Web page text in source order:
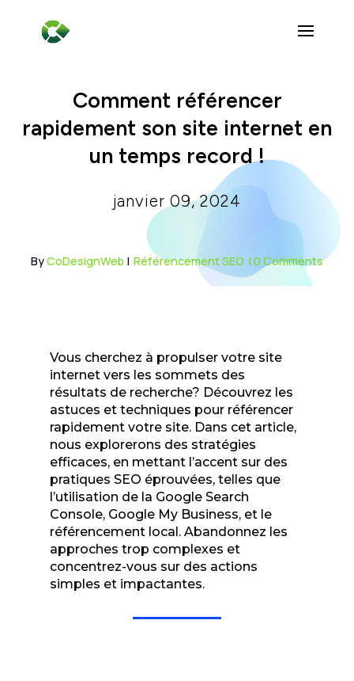
Comment référencer
rapidement son site internet en
un temps record !
janvier 09, 2024
ByCoDesignWeb | Référencement SEO | 0 Comments
Vous cherchez à propulser votre site
internet vers les sommets des
résultats de recherche? Découvrez les
astuces et techniques pour référencer
rapidement votre site. Dans cet article,
nous explorerons des stratégies
efficaces, en mettant l’accent sur des
pratiques SEO éprouvées, telles que
l’utilisation de la Google Search
Console, Google My Business, et le
référencement local. Abandonnez les
approches trop complexes et
concentrez-vous sur des actions
simples et impactantes.